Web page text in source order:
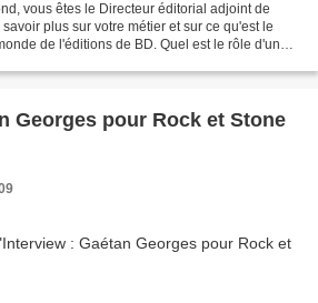
vous êtes le Directeur éditorial adjoint de
plus sur votre métier et sur ce qu'est le
de l'éditions de BD. Quel est le rôle d'un
Georges pour Rock et Stone